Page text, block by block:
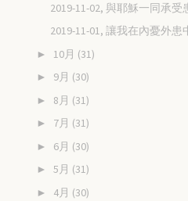
2019-11-02, 與耶穌一同承
2019-11-01, 讓我在內憂外
► 10月 (31)
► 9月 (30)
► 8月 (31)
► 7月 (31)
► 6月 (30)
► 5月 (31)
► 4月 (30)